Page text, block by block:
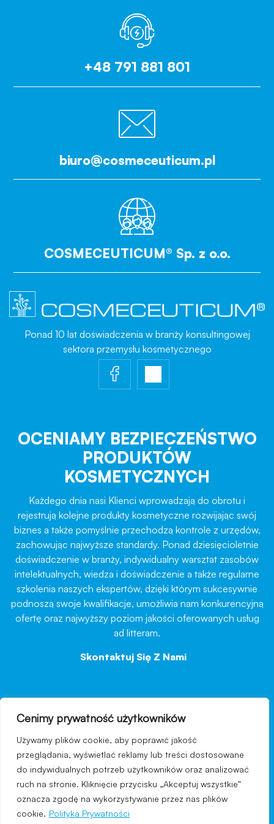
Cenimy prywatność użytkowników
Używamy plików cookie, aby poprawić jakość
przeglądania, wyświetlać reklamy lub treści dostosowane
do indywidualnych potrzeb użytkowników oraz analizować
ruch na stronie. Kliknięcie przycisku „Akceptuj wszystkie”
oznacza zgodę na wykorzystywanie przez nas plików
cookie. Polityka Prywatności
+48 791 881 801
biuro@cosmeceuticum.pl
COSMECEUTICUM® Sp. z o.o.
Ponad 10 lat doświadczenia w branży konsultingowej
sektora przemysłu kosmetycznego
OCENIAMY BEZPIECZEŃSTWO
PRODUKTÓW
KOSMETYCZNYCH
Każdego dnia nasi Klienci wprowadzają do obrotu i
rejestrują kolejne produkty kosmetyczne rozwijając swój
biznes a także pomyślnie przechodzą kontrole z urzędów,
zachowując najwyższe standardy. Ponad dziesięcioletnie
doświadczenie w branży, indywidualny warsztat zasobów
intelektualnych, wiedza i doświadczenie a także regularne
szkolenia naszych ekspertów, dzięki którym sukcesywnie
podnoszą swoje kwalifikacje, umożliwia nam konkurencyjną
ofertę oraz najwyższy poziom jakości oferowanych usług
ad litteram.
Skontaktuj Się Z Nami
nawigacja
Regulamin strony
Polityka prywatności
Kontakt